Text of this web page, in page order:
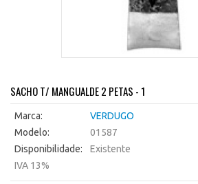
SACHO T/ MANGUALDE 2 PETAS - 1
Marca:
VERDUGO
Modelo:
01587
Disponibilidade:
Existente
IVA 13%